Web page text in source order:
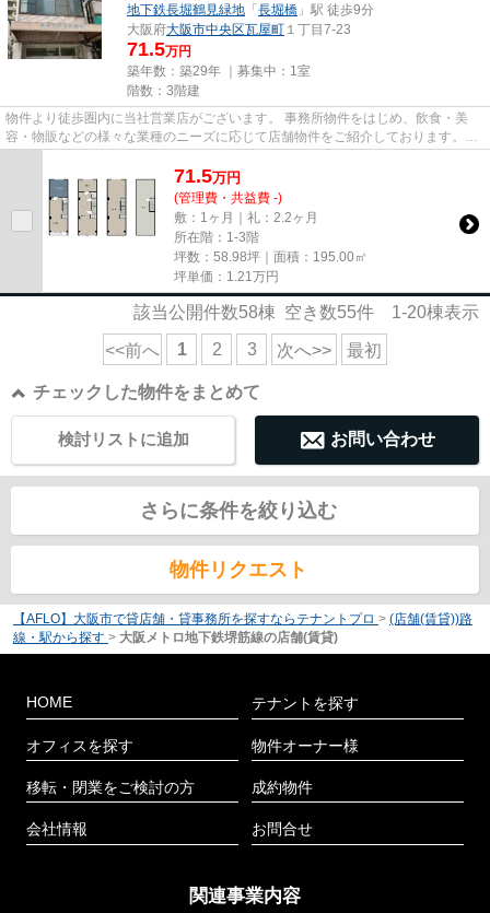
地下鉄長堀鶴見緑地 「長堀橋 」駅 徒歩9分
大阪府大阪市中央区瓦屋町 １丁目7-23
71.5万円
築年数：築29年 ｜募集中： 1室
階数：3階建
物件より徒歩圏内に当社営業店がございます。 事務所物件をはじめ、飲食・美
容・物販などの様々な業種のニーズに応じて店舗物件をご紹介しております。
尚、弊社ではおとり広告は一切...
71.5万円
(管理費・共益費 -)
敷：1ヶ月｜礼：2.2ヶ月
所在階：1-3階
坪数：58.98坪｜面積：195.00㎡
坪単価： 1.21 万円
該当公開件数58棟 空き数55件 1-20棟表示
<<前へ 1 2 3 次へ>> 最初
チェックした物件をまとめて
お問い合わせ
検討リストに追加
さらに条件を絞り込む
物件リクエスト
【AFLO】大阪市で貸店舗・貸事務所を探すならテナントプロ > (店舗(賃貸))路
線・駅から探す > 大阪メトロ地下鉄堺筋線の店舗(賃貸)
HOME
オフィスを探す
移転・閉業をご検討の方
会社情報
テナントを探す
物件オーナー様
成約物件
お問合せ
関連事業内容